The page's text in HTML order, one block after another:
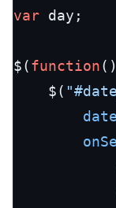
var day;
$(function(
	$(